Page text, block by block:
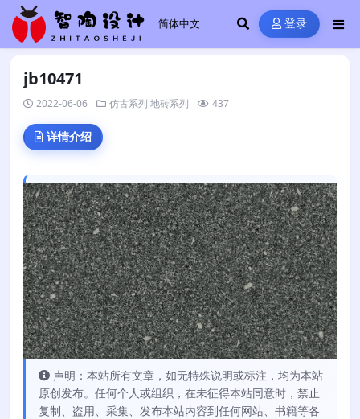
登录
jb10471
2022-06-06 仿古系列 地砖系列 437
详情介绍
声明：本站所有文章，如无特殊说明或标注，均为本站
原创发布。任何个人或组织，在未征得本站同意时，禁止
复制、盗用、采集、发布本站内容到任何网站、书籍等各